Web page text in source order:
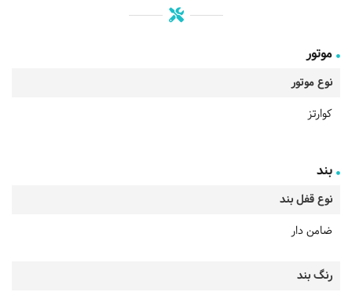
موتور
نوع موتور
کوارتز
بند
نوع قفل بند
ضامن دار
رنگ بند